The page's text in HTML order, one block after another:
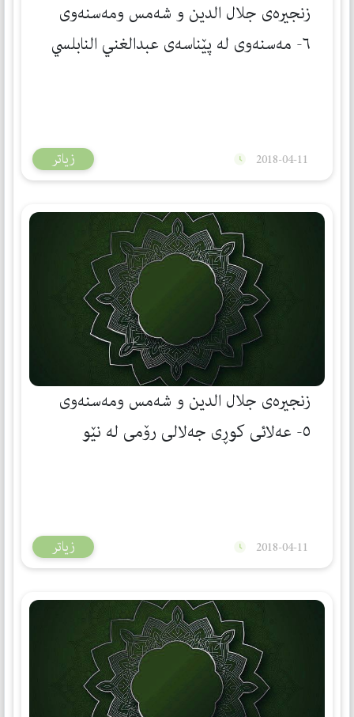
زنجيره‌ى جلال الدين و شه‌مس ومه‌سنه‌وى
٦- مه‌سنه‌وی له‌ پێناسه‌ی عبدالغني النابلسي
زیاتر 2018-04-11
زنجيره‌ى جلال الدين و شه‌مس ومه‌سنه‌وى
٥- عه‌‌لائی كوڕی جه‌لالی رۆمی له‌ نێو
زیاتر 2018-04-11